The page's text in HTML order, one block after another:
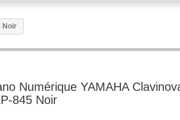
Noir
Numérique YAMAHA
845 Noir